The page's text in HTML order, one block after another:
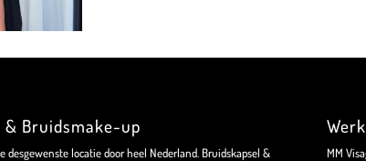
& Bruidsmake-up
locatie door heel Nederland. Bruidskapsel &
MM